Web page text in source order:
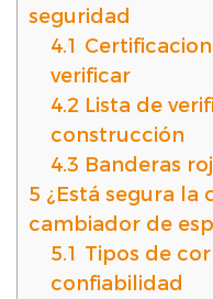
seguridad
4.1
verificar
4.2 Lista de
construcción
4.3 Banderas
5 ¿Está segura la
cambiador de
5.1 Tipos de
confiabilidad